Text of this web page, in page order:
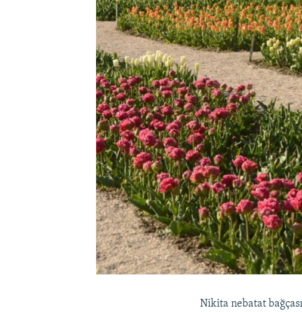
Nikita nebatat